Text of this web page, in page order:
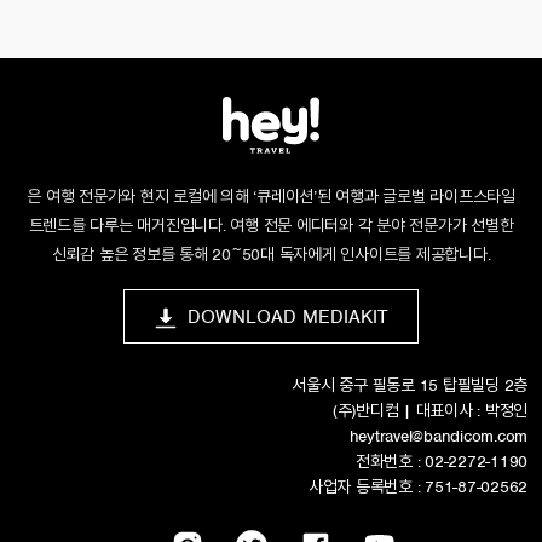
은 여행 전문가와 현지 로컬에 의해 ‘큐레이션’된 여행과 글로벌 라이프스타일
트렌드를 다루는 매거진입니다. 여행 전문 에디터와 각 분야 전문가가 선별한
신뢰감 높은 정보를 통해 20~50대 독자에게 인사이트를 제공합니다.
DOWNLOAD MEDIAKIT
서울시 중구 필동로 15 탑필빌딩 2층
(주)반디컴 | 대표이사 : 박정인
heytravel@bandicom.com
전화번호 : 02-2272-1190
사업자 등록번호 : 751-87-02562